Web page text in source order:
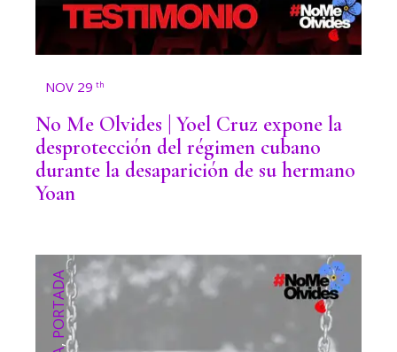
NOV 29 th
No Me Olvides | Yoel Cruz expone la
desprotección del régimen cubano
durante la desaparición de su hermano
Yoan
,
PORTADA